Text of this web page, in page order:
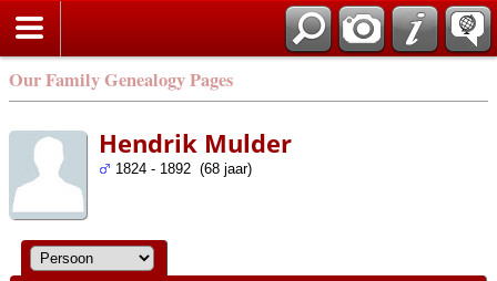
Our Family Genealogy Pages
Hendrik Mulder
1824 - 1892 (68 jaar)